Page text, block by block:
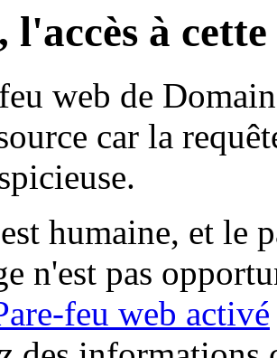
l'accès à
web de
car la
humaine, et le
n'est pas
feu web activé